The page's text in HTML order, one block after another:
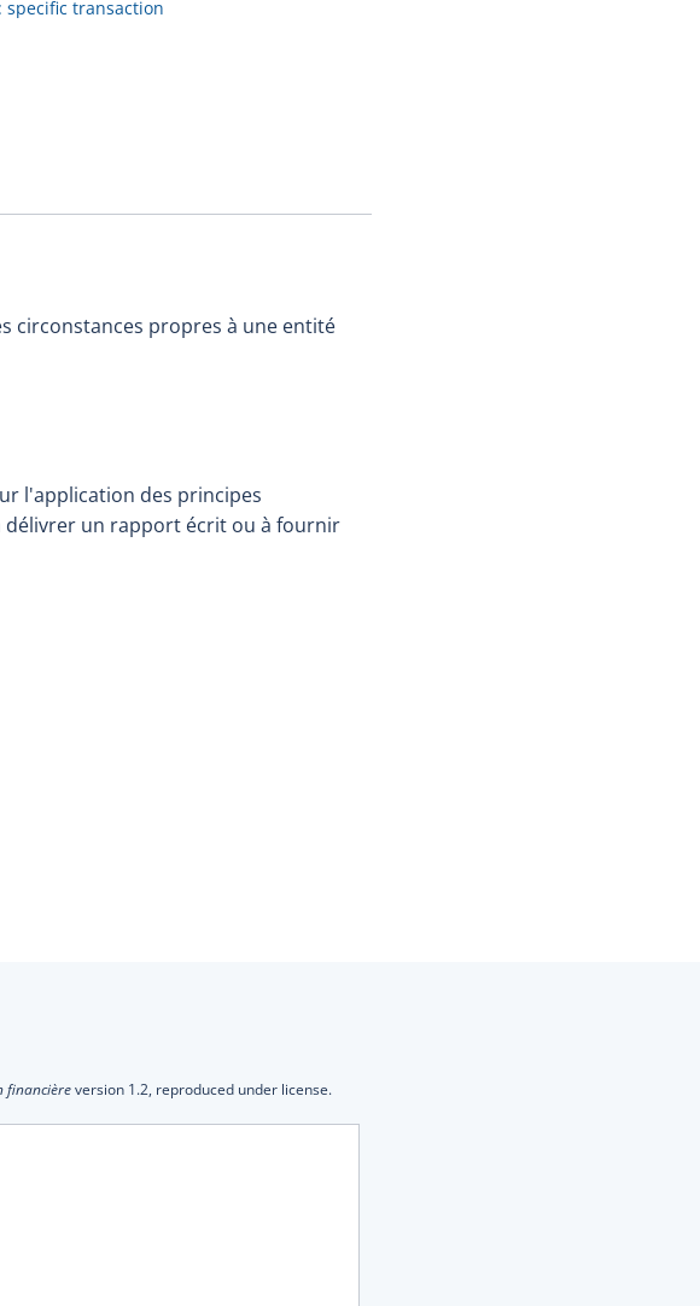
à la fiche en
specific transaction
circonstances propres à une entité
l'application des principes
délivrer un rapport écrit ou à fournir
financièreversion 1.2, reproduced under license.